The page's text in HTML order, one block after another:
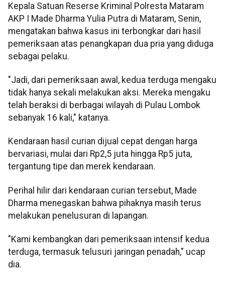
Kepala Satuan Reserse Kriminal Polresta Mataram
AKP I Made Dharma Yulia Putra di Mataram, Senin,
mengatakan bahwa kasus ini terbongkar dari hasil
pemeriksaan atas penangkapan dua pria yang diduga
sebagai pelaku.
"Jadi, dari pemeriksaan awal, kedua terduga mengaku
tidak hanya sekali melakukan aksi. Mereka mengaku
telah beraksi di berbagai wilayah di Pulau Lombok
sebanyak 16 kali," katanya.
Kendaraan hasil curian dijual cepat dengan harga
bervariasi, mulai dari Rp2,5 juta hingga Rp5 juta,
tergantung tipe dan merek kendaraan.
Perihal hilir dari kendaraan curian tersebut, Made
Dharma menegaskan bahwa pihaknya masih terus
melakukan penelusuran di lapangan.
"Kami kembangkan dari pemeriksaan intensif kedua
terduga, termasuk telusuri jaringan penadah," ucap
dia.